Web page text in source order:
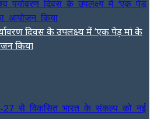
दिवस के उपलक्ष्य में ‘एक पेड़ मां के
किया